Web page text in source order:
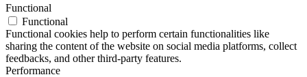
Functional
Functional
Functional cookies help to perform certain functionalities like
sharing the content of the website on social media platforms, collect
feedbacks, and other third-party features.
Performance